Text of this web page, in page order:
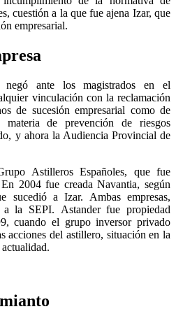
cuestión a la que fue ajena Izar, que
empresarial.
negó ante los magistrados en el
vinculación con la reclamación
de sucesión empresarial como de
materia de prevención de riesgos
y ahora la Audiencia Provincial de
Astilleros Españoles, que fue
2004 fue creada Navantia, según
sucedió a Izar. Ambas empresas,
a la SEPI. Astander fue propiedad
cuando el grupo inversor privado
acciones del astillero, situación en la